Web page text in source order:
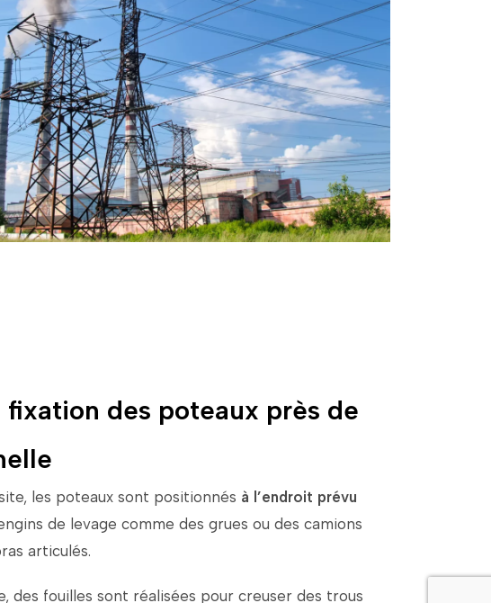
fixation des poteaux près de
les poteaux sont positionnés à l’endroit prévu
de levage comme des grues ou des camions
articulés.
des fouilles sont réalisées pour creuser des trous